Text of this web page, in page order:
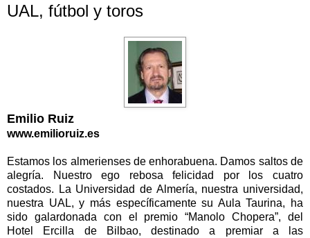
UAL, fútbol y toros
Emilio Ruiz
www.emilioruiz.es
Estamos los almerienses de enhorabuena. Damos saltos de
alegría. Nuestro ego rebosa felicidad por los cuatro
costados.
La Universidad de Almería, nuestra universidad,
nuestra UAL, y más específicamente su Aula Taurina, ha
sido galardonada con el premio “Manolo Chopera”, del
Hotel Ercilla de Bilbao, destinado a premiar a las